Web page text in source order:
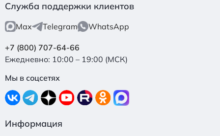
Служба поддержки клиентов
Max Telegram WhatsApp
+7 (800) 707-64-66
Ежедневно: 10:00 – 19:00 (МСК)
Мы в соцсетях
Информация